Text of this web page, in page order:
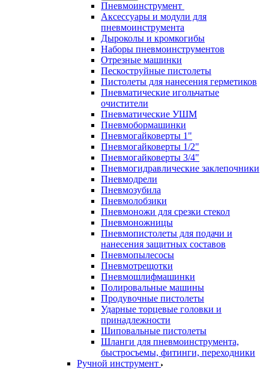
Пневмоинструмент
Аксессуары и модули для
пневмоинструмента
Дыроколы и кромкогибы
Наборы пневмоинструментов
Отрезные машинки
Пескоструйные пистолеты
Пистолеты для нанесения герметиков
Пневматические игольчатые
очистители
Пневматические УШМ
Пневмобормашинки
Пневмогайковерты 1"
Пневмогайковерты 1/2"
Пневмогайковерты 3/4"
Пневмогидравлические заклепочники
Пневмодрели
Пневмозубила
Пневмолобзики
Пневмоножи для срезки стекол
Пневмоножницы
Пневмопистолеты для подачи и
нанесения защитных составов
Пневмопылесосы
Пневмотрещотки
Пневмошлифмашинки
Полировальные машины
Продувочные пистолеты
Ударные торцевые головки и
принадлежности
Шиповальные пистолеты
Шланги для пневмоинструмента,
быстросъемы, фитинги, переходники
Ручной инструмент